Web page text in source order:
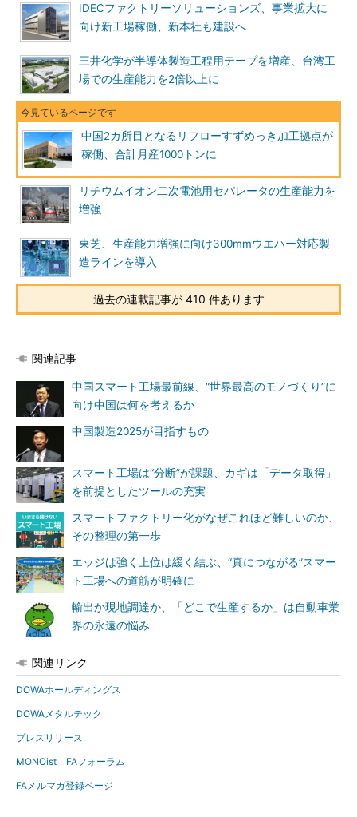
IDECファクトリーソリューションズ、事業拡大に
向け新工場稼働、新本社も建設へ
三井化学が半導体製造工程用テープを増産、台湾工
場での生産能力を2倍以上に
中国2カ所目となるリフローすずめっき加工拠点が
稼働、合計月産1000トンに
リチウムイオン二次電池用セパレータの生産能力を
増強
東芝、生産能力増強に向け300mmウエハー対応製
造ラインを導入
過去の連載記事が 410 件あります
関連記事
中国スマート工場最前線、“世界最高のモノづくり”に
向け中国は何を考えるか
中国製造2025が目指すもの
スマート工場は“分断”が課題、カギは「データ取得」
を前提としたツールの充実
スマートファクトリー化がなぜこれほど難しいのか、
その整理の第一歩
エッジは強く上位は緩く結ぶ、“真につながる”スマー
ト工場への道筋が明確に
輸出か現地調達か、「どこで生産するか」は自動車業
界の永遠の悩み
関連リンク
DOWAホールディングス
DOWAメタルテック
プレスリリース
MONOist FAフォーラム
FAメルマガ登録ページ